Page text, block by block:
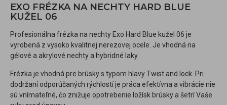
EXO FRÉZKA NA NECHTY HARD BLUE
KUŽEL 06
Profesionálna frézka na nechty Exo Hard Blue kužel 06 je
vyrobená z vysoko kvalitnej nerezovej ocele. Je vhodná na
gélové a akrylové nechty a hybridné laky.
Frézka je vhodná pre brúsky s typom hlavy Twist and lock. Pri
dodržaní odporúčaných rýchlostí je práca efektívna a vibrácie nie
sú vnímateľné, čo znižuje opotrebenie ložísk brúsky a šetrí Vaše